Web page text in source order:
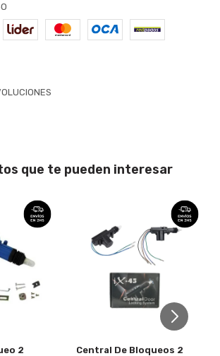
que te pueden interesar
2
Central De Bloqueos 2